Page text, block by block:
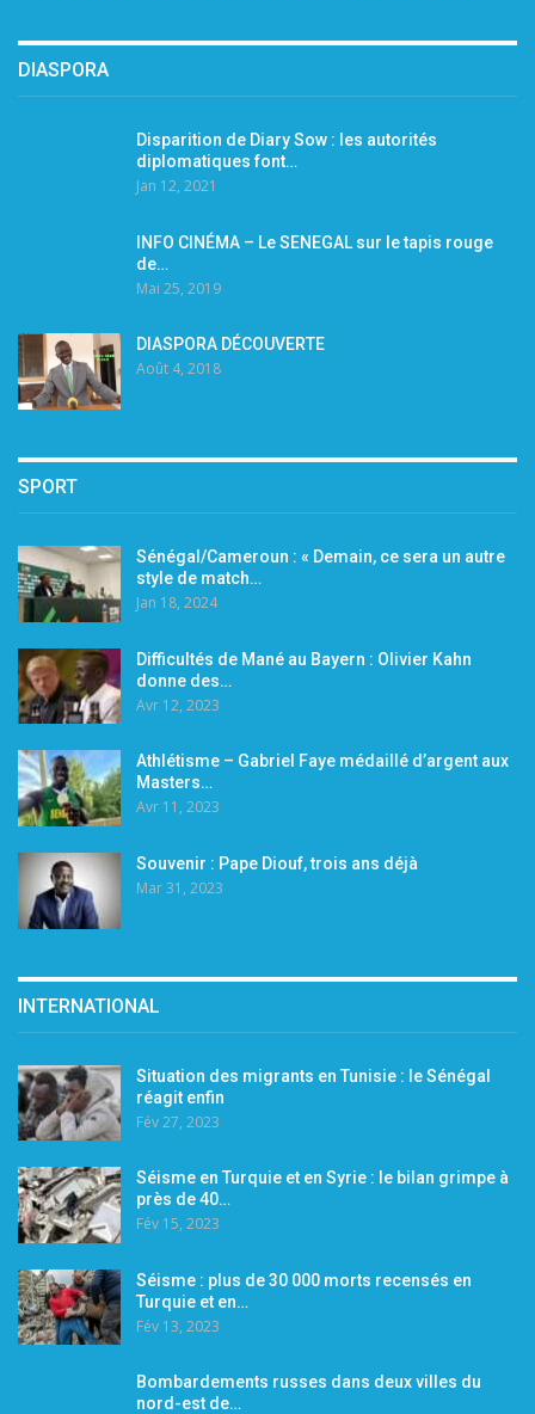
DIASPORA
Disparition de Diary Sow : les autorités
diplomatiques font…
Jan 12, 2021
INFO CINÉMA – Le SENEGAL sur le tapis rouge
de…
Mai 25, 2019
DIASPORA DÉCOUVERTE
Août 4, 2018
SPORT
Sénégal/Cameroun : « Demain, ce sera un autre
style de match…
Jan 18, 2024
Difficultés de Mané au Bayern : Olivier Kahn
donne des…
Avr 12, 2023
Athlétisme – Gabriel Faye médaillé d’argent aux
Masters…
Avr 11, 2023
Souvenir : Pape Diouf, trois ans déjà
Mar 31, 2023
INTERNATIONAL
Situation des migrants en Tunisie : le Sénégal
réagit enfin
Fév 27, 2023
Séisme en Turquie et en Syrie : le bilan grimpe à
près de 40…
Fév 15, 2023
Séisme : plus de 30 000 morts recensés en
Turquie et en…
Fév 13, 2023
Bombardements russes dans deux villes du
nord-est de…